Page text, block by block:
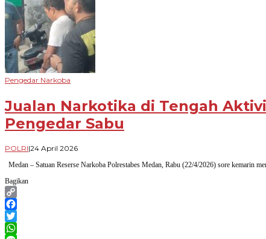
Pengedar Narkoba
Jualan Narkotika di Tengah
Pengedar Sabu
POLRI|24 April 2026oleh
Harhara
Medan – Satuan Reserse Narkoba Polrestabes Medan, Rabu (22/4/2026) sore kemarin
Bagikan
Copy
Link
Facebook
Twitter